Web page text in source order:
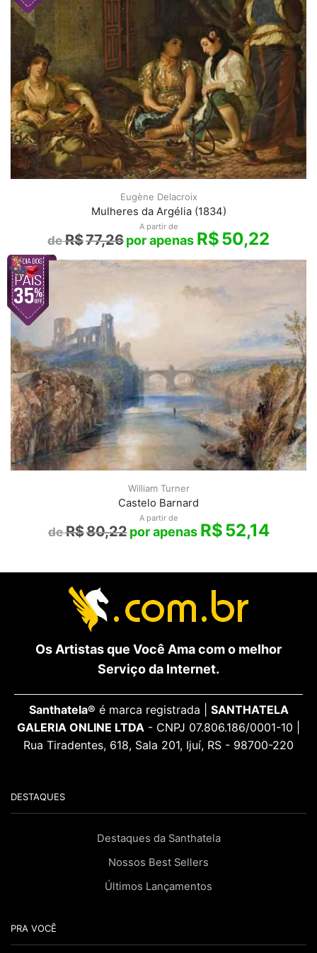
Eugène Delacroix
Mulheres da Argélia (1834)
A partir de
R$77,26 R$50,22
William Turner
Castelo Barnard
A partir de
R$80,22 R$52,14
Os Artistas que Você Ama com o melhor
Serviço da Internet.
Santhatela® é marca registrada | SANTHATELA
GALERIA ONLINE LTDA - CNPJ 07.806.186/0001-10 |
Rua Tiradentes, 618, Sala 201, Ijuí, RS - 98700-220
DESTAQUES
Destaques da Santhatela
Nossos Best Sellers
Últimos Lançamentos
PRA VOCÊ